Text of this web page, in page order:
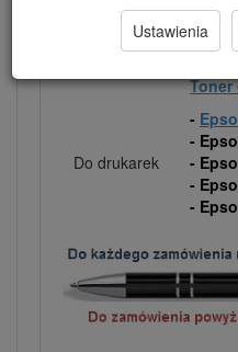
Pozostałe
Toner
Toner
Do drukarek
-
-
-
-
-
Ustawienia